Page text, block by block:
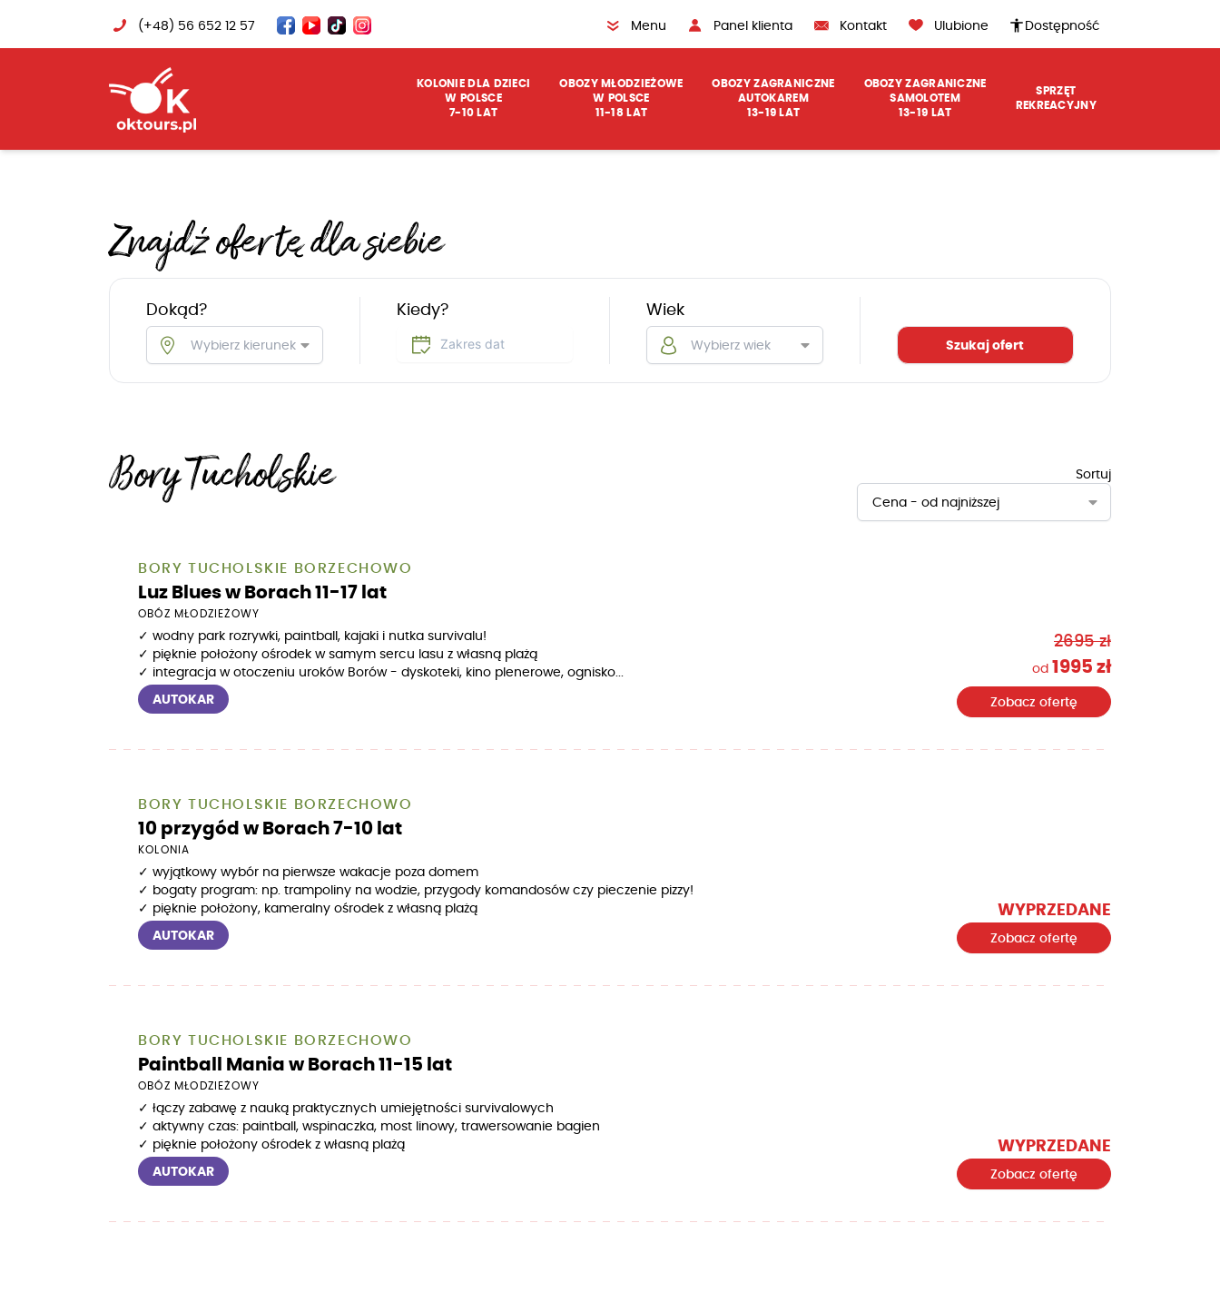
(+48) 56 652 12 57 Menu Panel klienta Kontakt Ulubione accessibilityDostępność
KOLONIE DLA DZIECI
W POLSCE
7-10 LAT
OBOZY MŁODZIEŻOWE
W POLSCE
11-18 LAT
OBOZY ZAGRANICZNE
AUTOKAREM
13-19 LAT
OBOZY ZAGRANICZNE
SAMOLOTEM
13-19 LAT
SPRZĘT
REKREACYJNY
Znajdź ofertę dla siebie
Dokąd?
Wybierz kierunek
Kiedy? Wiek
Wybierz wiek Szukaj ofert
Bory Tucholskie
Sortuj
Cena - od najniższej
BORY TUCHOLSKIE BORZECHOWO
Luz Blues w Borach 11-17 lat
OBÓZ MŁODZIEŻOWY
✓ wodny park rozrywki, paintball, kajaki i nutka survivalu!
✓ pięknie położony ośrodek w samym sercu lasu z własną plażą
✓ integracja w otoczeniu uroków Borów - dyskoteki, kino plenerowe, ognisko...
AUTOKAR
2695 zł
od 1995 zł
Zobacz ofertę
BORY TUCHOLSKIE BORZECHOWO
10 przygód w Borach 7-10 lat
KOLONIA
✓ wyjątkowy wybór na pierwsze wakacje poza domem
✓ bogaty program: np. trampoliny na wodzie, przygody komandosów czy pieczenie pizzy!
✓ pięknie położony, kameralny ośrodek z własną plażą
AUTOKAR
WYPRZEDANE
Zobacz ofertę
BORY TUCHOLSKIE BORZECHOWO
Paintball Mania w Borach 11-15 lat
OBÓZ MŁODZIEŻOWY
✓ łączy zabawę z nauką praktycznych umiejętności survivalowych
✓ aktywny czas: paintball, wspinaczka, most linowy, trawersowanie bagien
✓ pięknie położony ośrodek z własną plażą
AUTOKAR
WYPRZEDANE
Zobacz ofertę